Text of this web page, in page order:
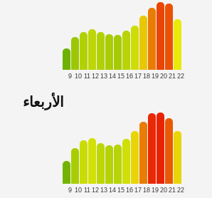
9 10 11 12 13 14 15 16 17 18 19 20 21 22
الأربعاء
9 10 11 12 13 14 15 16 17 18 19 20 21 22